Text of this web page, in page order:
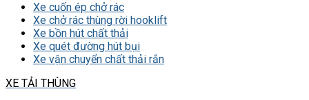
Xe cuốn ép chở rác
Xe chở rác thùng rời hooklift
Xe bồn hút chất thải
Xe quét đường hút bụi
Xe vận chuyển chất thải rắn
XE TẢI THÙNG